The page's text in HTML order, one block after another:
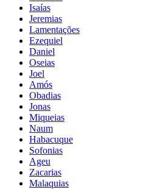
Isaías
Jeremias
Lamentações
Ezequiel
Daniel
Oseias
Joel
Amós
Obadias
Jonas
Miqueias
Naum
Habacuque
Sofonias
Ageu
Zacarias
Malaquias